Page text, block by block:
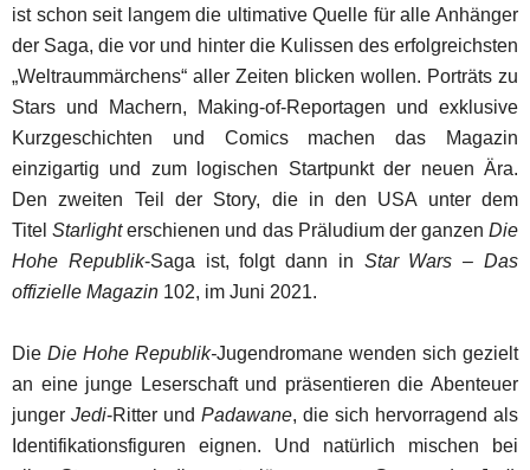
ist schon seit langem die ultimative Quelle für alle Anhänger
der Saga, die vor und hinter die Kulissen des erfolgreichsten
„Weltraummärchens“ aller Zeiten blicken wollen. Porträts zu
Stars und Machern, Making-of-Reportagen und exklusive
Kurzgeschichten und Comics machen das Magazin
einzigartig und zum logischen Startpunkt der neuen Ära.
Den zweiten Teil der Story, die in den USA unter dem
TitelStarlighterschienen und das Präludium der ganzen Die
Hohe Republik-Saga ist, folgt dann in Star Wars – Das
offizielle Magazin 102, im Juni 2021.
Die Die Hohe Republik-Jugendromane wenden sich gezielt
an eine junge Leserschaft und präsentieren die Abenteuer
junger Jedi-Ritter und Padawane, die sich hervorragend als
Identifikationsfiguren eignen. Und natürlich mischen bei